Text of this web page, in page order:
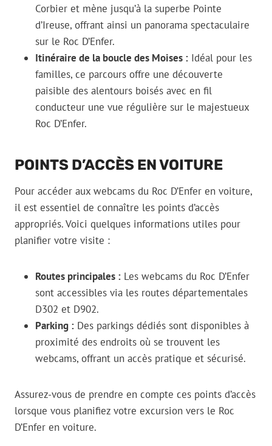
Corbier et mène jusqu’à la superbe Pointe
d’Ireuse, offrant ainsi un panorama spectaculaire
sur le Roc D’Enfer.
Itinéraire de la boucle des Moises : Idéal pour les
familles, ce parcours offre une découverte
paisible des alentours boisés avec en fil
conducteur une vue régulière sur le majestueux
Roc D’Enfer.
POINTS D’ACCÈS EN VOITURE
Pour accéder aux webcams du Roc D’Enfer en voiture,
il est essentiel de connaître les points d’accès
appropriés. Voici quelques informations utiles pour
planifier votre visite :
Routes principales : Les webcams du Roc D’Enfer
sont accessibles via les routes départementales
D302 et D902.
Parking : Des parkings dédiés sont disponibles à
proximité des endroits où se trouvent les
webcams, offrant un accès pratique et sécurisé.
Assurez-vous de prendre en compte ces points d’accès
lorsque vous planifiez votre excursion vers le Roc
D’Enfer en voiture.